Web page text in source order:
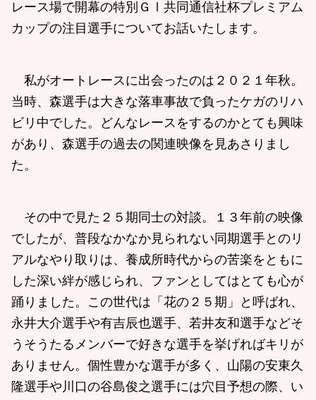
レース場で開幕の特別ＧⅠ共同通信社杯プレミアム
カップの注目選手についてお話いたします。
私がオートレースに出会ったのは２０２１年秋。
当時、森選手は大きな落車事故で負ったケガのリハ
ビリ中でした。どんなレースをするのかとても興味
があり、森選手の過去の関連映像を見あさりまし
た。
その中で見た２５期同士の対談。１３年前の映像
でしたが、普段なかなか見られない同期選手とのリ
アルなやり取りは、養成所時代からの苦楽をともに
した深い絆が感じられ、ファンとしてはとても心が
踊りました。この世代は「花の２５期」と呼ばれ、
永井大介選手や有吉辰也選手、若井友和選手などそ
うそうたるメンバーで好きな選手を挙げればキリが
ありません。個性豊かな選手が多く、山陽の安東久
隆選手や川口の谷島俊之選手には穴目予想の際、い